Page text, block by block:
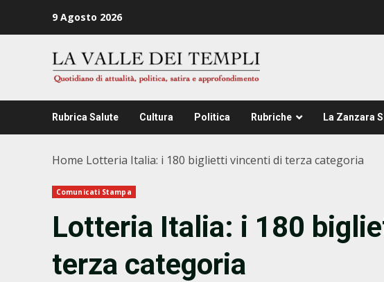
9 Agosto 2026
Rubrica Salute Cultura Politica Rubriche La Zanzara
Home Lotteria Italia: i 180 biglietti vincenti di terza categoria
Comunicati Stampa
Lotteria Italia: i 180
terza categoria